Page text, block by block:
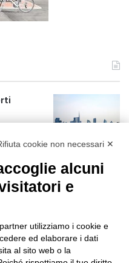
cookie non necessari ✕
alcuni
e
utilizziamo i cookie e
ed elaborare i dati
al sito web o la